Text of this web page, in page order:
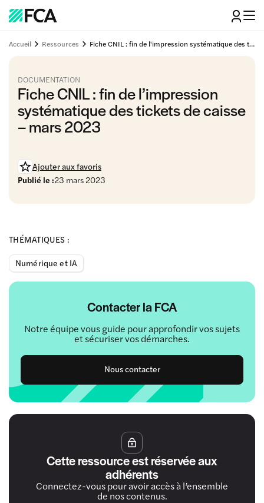
Accueil Ressources Fiche CNIL : fin de l'impression systématique des tickets de caisse - mars 2023
DOCUMENTATION
Fiche CNIL : fin de l’impression
systématique des tickets de caisse
– mars 2023
Ajouter aux favoris
Publié le :23 mars 2023
THÉMATIQUES :
Numérique et IA
Contacter la FCA
Notre équipe vous guide pour approfondir vos sujets
et sécuriser vos démarches.
Nous contacter
Cette ressource est réservée aux
adhérents
Connectez-vous pour avoir accès à l’ensemble
de nos contenus.